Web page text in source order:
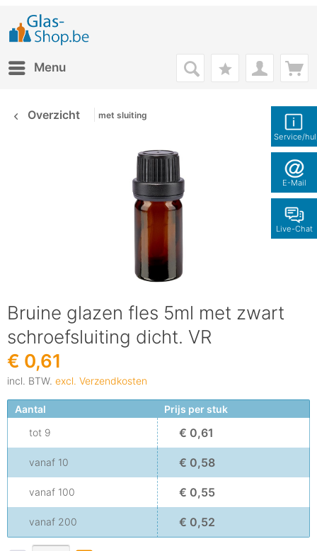
Service/
E-Mail
Live-Chat
Menu
Overzicht met sluiting
Bruine glazen fles 5ml met zwart
schroefsluiting dicht. VR
€ 0,61
incl. BTW. excl. Verzendkosten
Aantal
Prijs per stuk
tot 9 € 0,61
vanaf 10 € 0,58
vanaf 100 € 0,55
vanaf 200 € 0,52